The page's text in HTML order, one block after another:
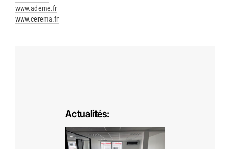
www.ademe.fr
www.cerema.fr
Actualités: